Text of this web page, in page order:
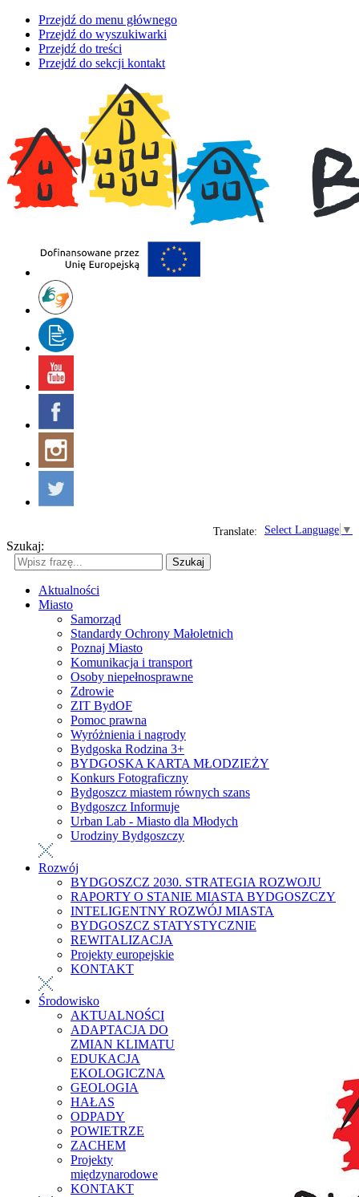
Przejdź do menu głównego
Przejdź do wyszukiwarki
Przejdź do treści
Przejdź do sekcji kontakt
Select Language ▼
Translate:
Szukaj:
Szukaj
Aktualności
Miasto
Samorząd
Standardy Ochrony Małoletnich
Poznaj Miasto
Komunikacja i transport
Osoby niepełnosprawne
Zdrowie
ZIT BydOF
Pomoc prawna
Wyróżnienia i nagrody
Bydgoska Rodzina 3+
BYDGOSKA KARTA MŁODZIEŻY
Konkurs Fotograficzny
Bydgoszcz miastem równych szans
Bydgoszcz Informuje
Urban Lab - Miasto dla Młodych
Urodziny Bydgoszczy
Rozwój
BYDGOSZCZ 2030. STRATEGIA ROZWOJU
RAPORTY O STANIE MIASTA BYDGOSZCZY
INTELIGENTNY ROZWÓJ MIASTA
BYDGOSZCZ STATYSTYCZNIE
REWITALIZACJA
Projekty europejskie
KONTAKT
Środowisko
AKTUALNOŚCI
ADAPTACJA DO
ZMIAN KLIMATU
EDUKACJA
EKOLOGICZNA
GEOLOGIA
HAŁAS
ODPADY
POWIETRZE
ZACHEM
Projekty
międzynarodowe
KONTAKT